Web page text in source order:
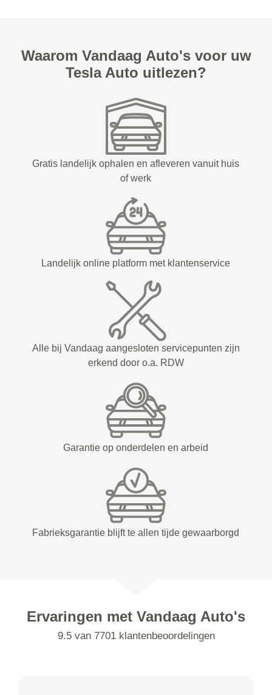
Waarom Vandaag Auto's voor uw
Tesla Auto uitlezen?
Gratis landelijk ophalen en afleveren vanuit huis
of werk
Landelijk online platform met klantenservice
Alle bij Vandaag aangesloten servicepunten zijn
erkend door o.a. RDW
Garantie op onderdelen en arbeid
Fabrieksgarantie blijft te allen tijde gewaarborgd
Ervaringen met Vandaag Auto's
9.5 van 7701 klantenbeoordelingen